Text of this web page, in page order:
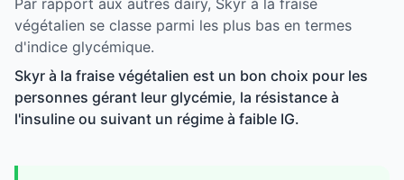
végétalien se classe parmi les plus bas en termes
d'indice glycémique.
Skyr à la fraise végétalien est un bon choix pour les
personnes gérant leur glycémie, la résistance à
l'insuline ou suivant un régime à faible IG.